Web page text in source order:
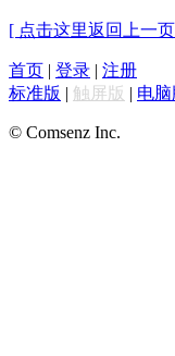
[ 点击这里返回上一
首页 | 登录 | 注册
标准版 | 触屏版 | 电脑
© Comsenz Inc.